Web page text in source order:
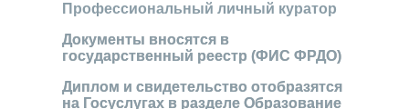
Профессиональный личный куратор
Документы вносятся в
государственный реестр (ФИС ФРДО)
Диплом и свидетельство отобразятся
на Госуслугах в разделе Образование